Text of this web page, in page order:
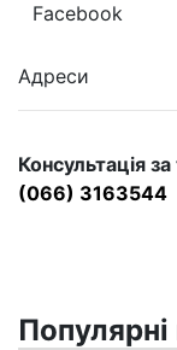
Facebook
Адреси
Консультація
(066) 3163544